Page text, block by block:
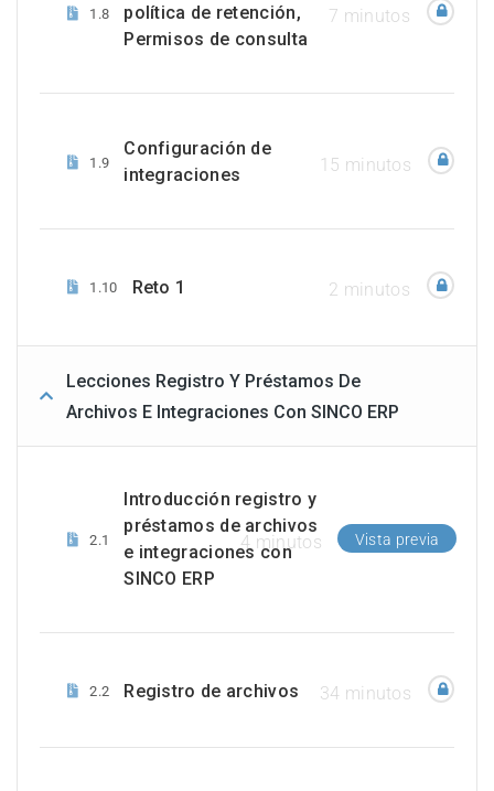
1.8
política de retención,
Permisos de consulta
7 minutos
1.9
Configuración de
integraciones
15 minutos
1.10 Reto 1 2 minutos
Lecciones Registro Y Préstamos De
Archivos E Integraciones Con SINCO ERP
2.1
Introducción registro y
préstamos de archivos
e integraciones con
SINCO ERP
4 minutos Vista previa
2.2 Registro de archivos 34 minutos